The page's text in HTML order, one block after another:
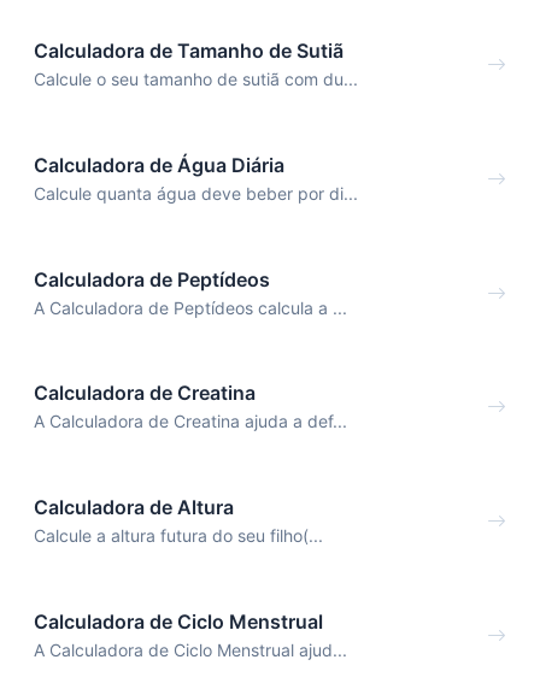
Calculadora de Tamanho de Sutiã
Calcule o seu tamanho de sutiã com du...
Calculadora de Água Diária
Calcule quanta água deve beber por di...
Calculadora de Peptídeos
A Calculadora de Peptídeos calcula a ...
Calculadora de Creatina
A Calculadora de Creatina ajuda a def...
Calculadora de Altura
Calcule a altura futura do seu filho(...
Calculadora de Ciclo Menstrual
A Calculadora de Ciclo Menstrual ajud...